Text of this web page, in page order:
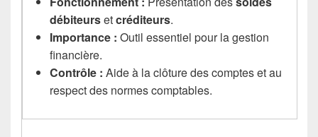
débiteursetcréditeurs.
Importance : Outil essentiel pour la gestion
financière.
Contrôle : Aide à la clôture des comptes et au
respect des normes comptables.